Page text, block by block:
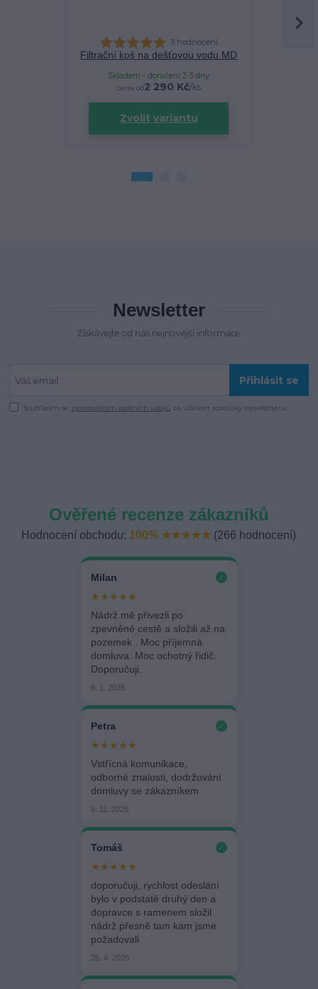
3 hodnocení
Filtrační koš na dešťovou vodu MD
cena od2 290 Kč/ks
Skladem - doručení 2-3 dny
Zvolit variantu
Newsletter
Získávejte od nás nejnovější informace
Přihlásit se
Souhlasím se zpracováním osobních údajů za účelem rozesílky newsletteru.
Ověřené recenze zákazníků
Hodnocení obchodu: 100% ★★★★★ (266 hodnocení)
Milan ✓
★★★★★
Nádrž mě přivezli po
zpevněné cestě a složili až na
pozemek . Moc příjemná
domluva. Moc ochotný řidič.
Doporučuji.
9. 1. 2026
Petra ✓
★★★★★
Vstřícná komunikace,
odborné znalosti, dodržování
domluvy se zákazníkem
5. 11. 2025
Tomáš ✓
★★★★★
doporučuji, rychlost odeslání
bylo v podstatě druhý den a
dopravce s ramenem složil
nádrž přesně tam kam jsme
požadovali
25. 4. 2025